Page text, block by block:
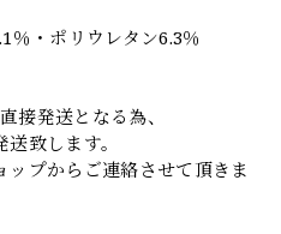
％・ポリウレタン6.3％
接発送となる為、
致します。
プからご連絡させて頂きま